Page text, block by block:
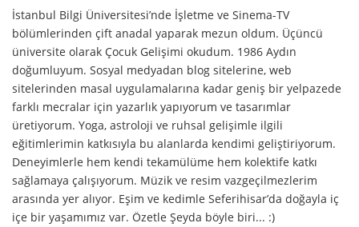
İstanbul Bilgi Üniversitesi’nde İşletme ve Sinema-TV
bölümlerinden çift anadal yaparak mezun oldum. Üçüncü
üniversite olarak Çocuk Gelişimi okudum. 1986 Aydın
doğumluyum. Sosyal medyadan blog sitelerine, web
sitelerinden masal uygulamalarına kadar geniş bir yelpazede
farklı mecralar için yazarlık yapıyorum ve tasarımlar
üretiyorum. Yoga, astroloji ve ruhsal gelişimle ilgili
eğitimlerimin katkısıyla bu alanlarda kendimi geliştiriyorum.
Deneyimlerle hem kendi tekamülüme hem kolektife katkı
sağlamaya çalışıyorum. Müzik ve resim vazgeçilmezlerim
arasında yer alıyor. Eşim ve kedimle Seferihisar’da doğayla iç
içe bir yaşamımız var. Özetle Şeyda böyle biri... :)